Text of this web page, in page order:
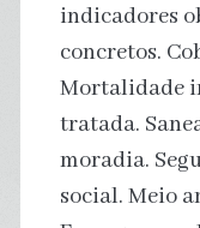
indicadores
concretos.
Mortalidade
tratada.
moradia.
social. Meio